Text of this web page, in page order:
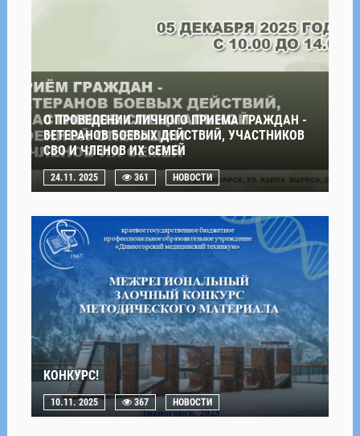
О ПРОВЕДЕНИИ ЛИЧНОГО ПРИЕМА ГРАЖДАН -
ВЕТЕРАНОВ БОЕВЫХ ДЕЙСТВИЙ, УЧАСТНИКОВ
СВО И ЧЛЕНОВ ИХ СЕМЕЙ
24.11. 2025 361 НОВОСТИ
КОНКУРС!
10.11. 2025 367 НОВОСТИ